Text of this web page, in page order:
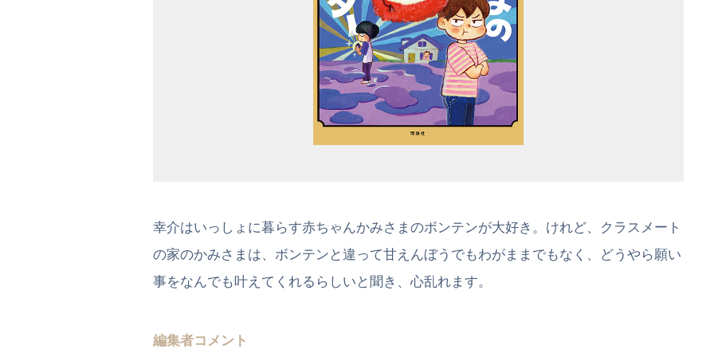
幸介はいっしょに暮らす赤ちゃんかみさまのボンテンが大好き。けれど、クラスメート
の家のかみさまは、ボンテンと違って甘えんぼうでもわがままでもなく、どうやら願い
事をなんでも叶えてくれるらしいと聞き、心乱れます。
編集者コメント